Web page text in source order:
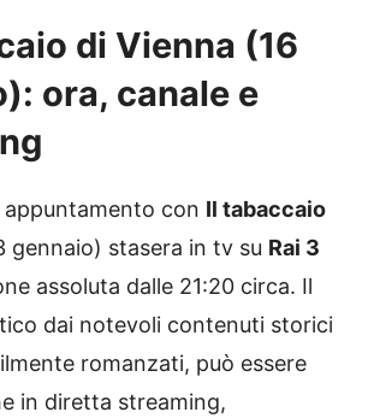
di Vienna (16
ora, canale e
con Il tabaccaio
gennaio) stasera in tv su Rai 3
assoluta dalle 21:20 circa. Il
dai notevoli contenuti storici
romanzati, può essere
in diretta streaming,